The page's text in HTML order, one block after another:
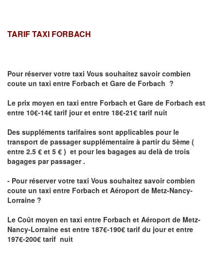
TARIF TAXI FORBACH
Pour réserver votre taxi Vous souhaitez savoircombien
coute un taxi entre Forbach et Gare de Forbach ?
Le prix moyen en taxi entre Forbach et Gare de Forbach est
entre 10€-14€ tarif jour et entre 18€-21€ tarif nuit
Des suppléments tarifaires sont applicables pour le
transport de passager supplémentaire à partir du 5ème (
entre 2.5 € et 5 € ) et pour les bagages au delà de trois
bagages par passager .
- Pour réserver votre taxi Vous souhaitez savoircombien
coute un taxi entre Forbach et Aéroport de Metz-Nancy-
Lorraine ?
Le Coût moyen en taxi entre Forbach et Aéroport de Metz-
Nancy-Lorraine est entre 187€-190€ tarif du jour et entre
197€-200€ tarif nuit